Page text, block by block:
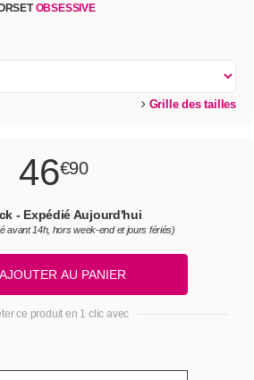
OBSESSIVE
Grille des tailles
46€90
- Expédié Aujourd'hui
avant 14h, hors week-end et jours fériés)
AJOUTER AU PANIER
ce produit en 1 clic avec